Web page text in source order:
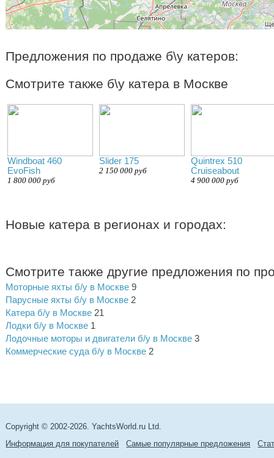
Предложения по продаже б\у катеров:
Смотрите также б\у катера в Москве
Windboat 460
EvoFish
1 800 000 руб
Slider 175
2 150 000 руб
Quintrex 510
Cruiseabout
4 900 000 руб
Новые катера в регионах и городах:
Смотрите также другие предложения по
Моторные яхты б/у в Москве 9
Парусные яхты б/у в Москве 2
Катера б/у в Москве 21
Лодки б/у в Москве 1
Лодочные моторы и двигатели б/у в Москве 3
Коммерческие суда б/у в Москве 2
Copyright © 2002-2026. YachtsWorld.ru Ltd.
Информация для покупателей
Самые популярные предложения